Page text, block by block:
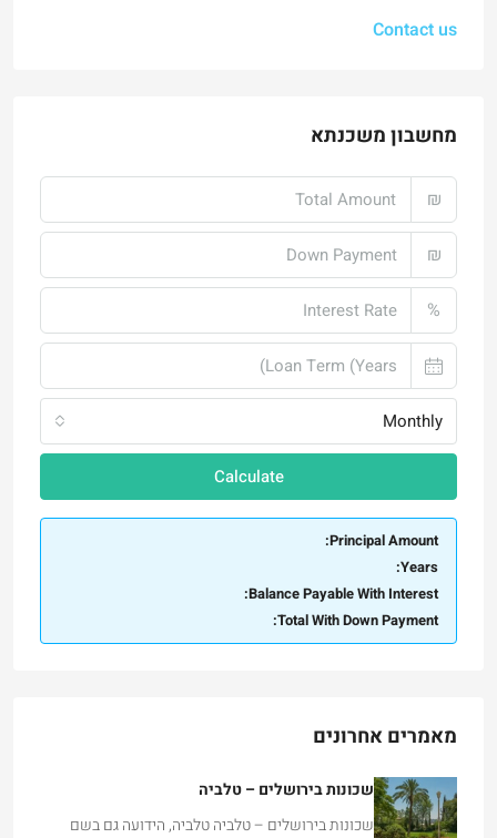
Contact us
מחשבון משכנתא
₪
₪
%
Monthly
Calculate
Principal Amount:
Years:
Balance Payable With Interest:
Total With Down Payment:
מאמרים אחרונים
שכונות בירושלים – טלביה
שכונות בירושלים – טלביה טלביה, הידועה גם בשם